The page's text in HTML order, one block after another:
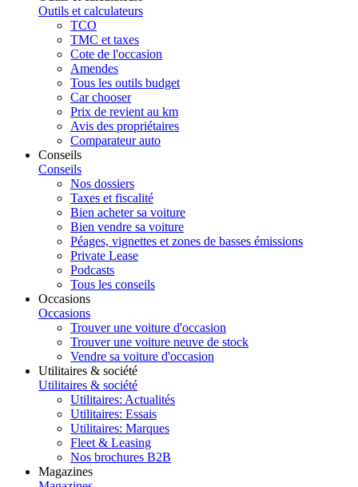
Outils et calculateurs
TCO
TMC et taxes
Cote de l'occasion
Amendes
Tous les outils budget
Car chooser
Prix de revient au km
Avis des propriétaires
Comparateur auto
Conseils
Conseils
Nos dossiers
Taxes et fiscalité
Bien acheter sa voiture
Bien vendre sa voiture
Péages, vignettes et zones de basses émissions
Private Lease
Podcasts
Tous les conseils
Occasions
Occasions
Trouver une voiture d'occasion
Trouver une voiture neuve de stock
Vendre sa voiture d'occasion
Utilitaires & société
Utilitaires & société
Utilitaires: Actualités
Utilitaires: Essais
Utilitaires: Marques
Fleet & Leasing
Nos brochures B2B
Magazines